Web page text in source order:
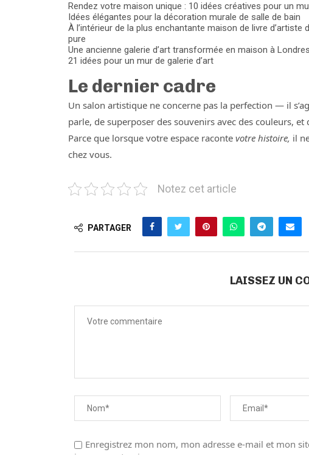
Rendez votre maison unique : 10 idées créatives pour un
Idées élégantes pour la décoration murale de salle de bain
À l’intérieur de la plus enchantante maison de livre
pure
Une ancienne galerie d’art transformée en maison à Londres
21 idées pour un mur de galerie d’art
Le dernier cadre
Un salon artistique ne concerne pas la perfection — il
parle, de superposer des souvenirs avec des couleurs,
Parce que lorsque votre espace raconte votre histoire, il
chez vous.
Notez cet article
PARTAGER
LAISSEZ UN
Enregistrez mon nom, mon adresse e-mail et mon